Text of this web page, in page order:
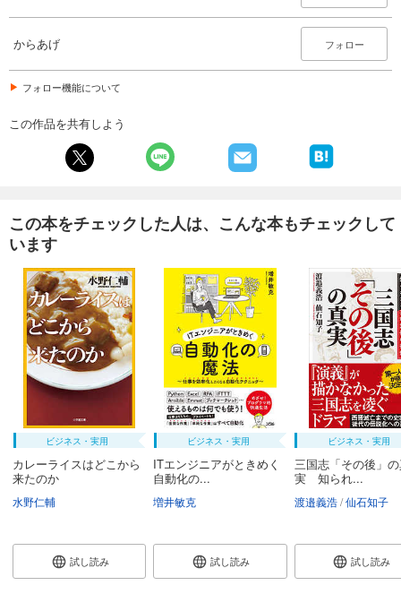
からあげ フォロー
フォロー機能について
この作品を共有しよう
この本をチェックした人は、こんな本もチェックして
います
ビジネス・実用
カレーライスはどこから
来たのか
水野仁輔
試し読み
ビジネス・実用
ITエンジニアがときめく
自動化の...
増井敏克
試し読み
ビジネス・実用
三国志「その後」
実 知られ...
渡邉義浩 仙石知子
試し読み